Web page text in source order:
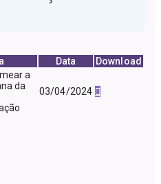
Data
Download
a
da
03/04/2024